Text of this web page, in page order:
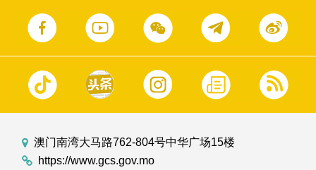
澳门南湾大马路762-804号中华广场15楼
https://www.gcs.gov.mo